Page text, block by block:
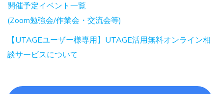
開催予定イベント一覧
(Zoom勉強会/作業会・交流会等)
【UTAGEユーザー様専用】UTAGE活用無料オンライン相
談サービスについて